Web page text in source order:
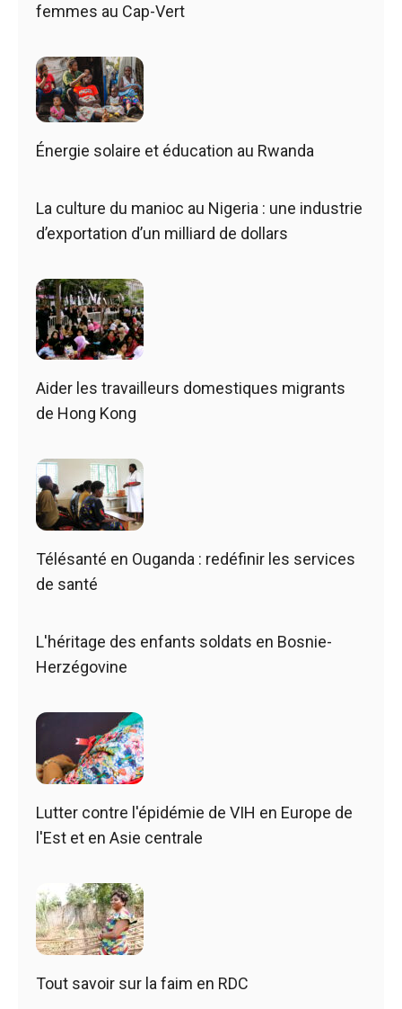
femmes au Cap-Vert
Énergie solaire et éducation au Rwanda
La culture du manioc au Nigeria : une industrie
d’exportation d’un milliard de dollars
Aider les travailleurs domestiques migrants
de Hong Kong
Télésanté en Ouganda : redéfinir les services
de santé
L'héritage des enfants soldats en Bosnie-
Herzégovine
Lutter contre l'épidémie de VIH en Europe de
l'Est et en Asie centrale
Tout savoir sur la faim en RDC